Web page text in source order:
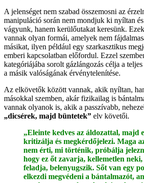
A jelenséget nem szabad összemosni az
manipuláció során nem mondjuk ki nyíltan
vágyunk, hanem kerülőutakat keresünk.
vannak olyan formái, amelyek nem
másikat, ilyen például egy szarkasztikus
emberi kapcsolatban előfordul. Ezzel
kategóriájába sorolt gázlángozás célja a
a másik valóságának érvénytelenítése.
Az elkövetők között vannak, akik nyíltan,
másokkal szemben, akár fizikailag is
vannak olyanok is, akik a passzívabb,
„dicsérek, majd büntetek” elv követői.
„Eleinte kedves az áldozattal, majd
kritizálja és megkérdőjelezi. Maga
nem érti, mi történik, próbálja
hogy ez őt zavarja, kellemetlen
feladja, belenyugszik. Sőt van egy
elkezdi megvédeni a bántalmazót,